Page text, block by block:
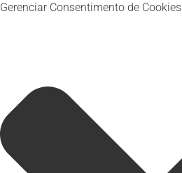
Gerenciar Consentimento de Cookies